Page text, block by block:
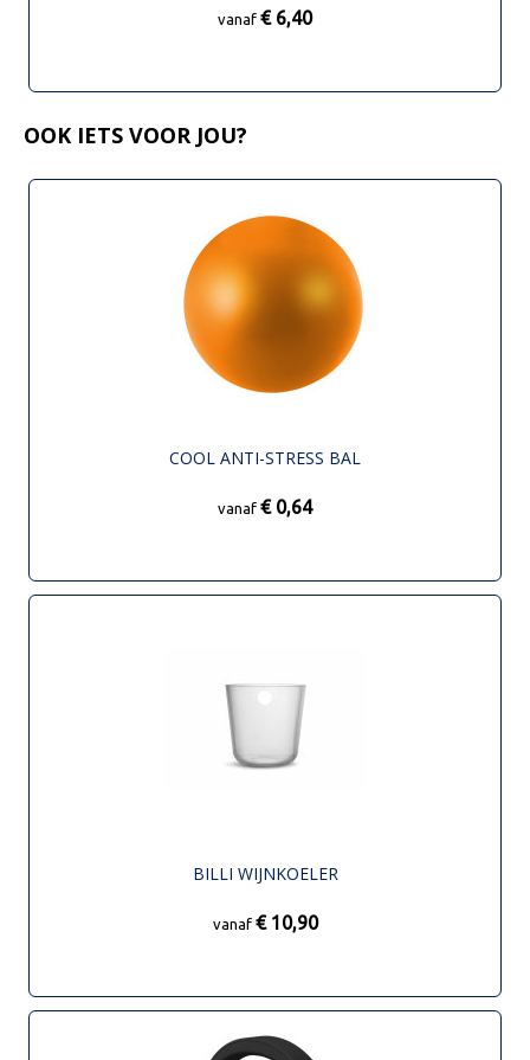
vanaf € 6,40
OOK IETS VOOR JOU?
COOL ANTI-STRESS BAL
vanaf € 0,64
BILLI WIJNKOELER
vanaf € 10,90